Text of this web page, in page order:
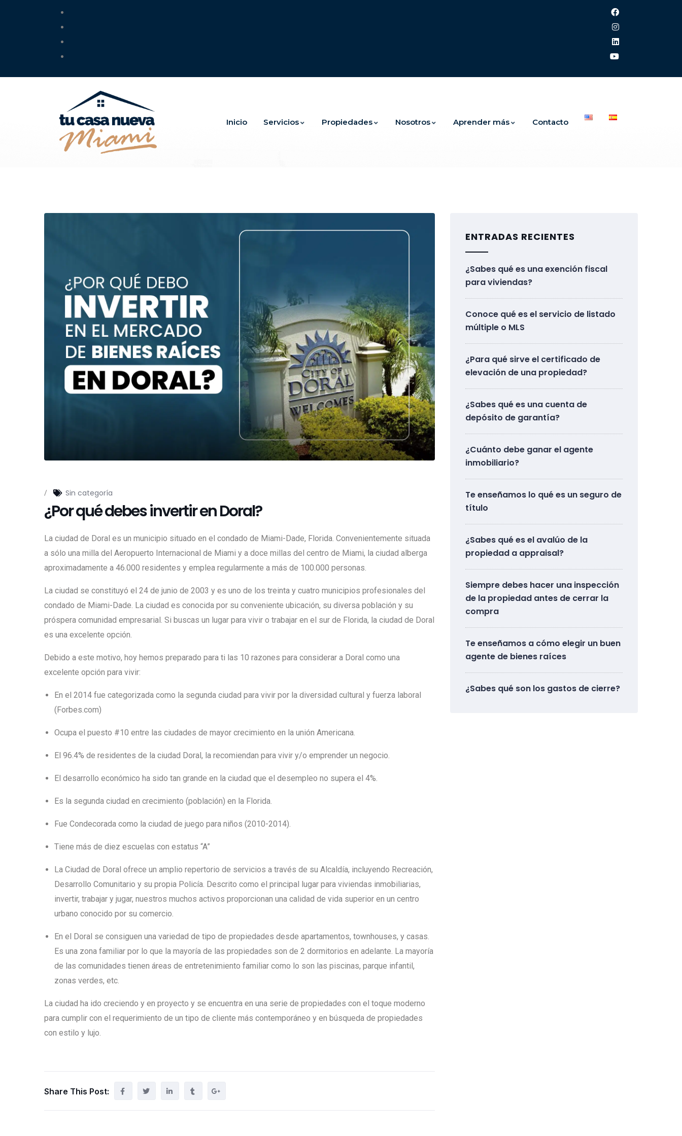
Inicio Servicios Propiedades Nosotros Aprender más Contacto
/ Sin categoría
¿Por qué debes invertir en Doral?
La ciudad de Doral es un municipio situado en el condado de Miami-Dade, Florida. Convenientemente situada
a sólo una milla del Aeropuerto Internacional de Miami y a doce millas del centro de Miami, la ciudad alberga
aproximadamente a 46.000 residentes y emplea regularmente a más de 100.000 personas.
La ciudad se constituyó el 24 de junio de 2003 y es uno de los treinta y cuatro municipios profesionales del
condado de Miami-Dade. La ciudad es conocida por su conveniente ubicación, su diversa población y su
próspera comunidad empresarial. Si buscas un lugar para vivir o trabajar en el sur de Florida, la ciudad de Doral
es una excelente opción.
Debido a este motivo, hoy hemos preparado para ti las 10 razones para considerar a Doral como una
excelente opción para vivir:
En el 2014 fue categorizada como la segunda ciudad para vivir por la diversidad cultural y fuerza laboral
(Forbes.com)
Ocupa el puesto #10 entre las ciudades de mayor crecimiento en la unión Americana.
El 96.4% de residentes de la ciudad Doral, la recomiendan para vivir y/o emprender un negocio.
El desarrollo económico ha sido tan grande en la ciudad que el desempleo no supera el 4%.
Es la segunda ciudad en crecimiento (población) en la Florida.
Fue Condecorada como la ciudad de juego para niños (2010-2014).
Tiene más de diez escuelas con estatus “A”
La Ciudad de Doral ofrece un amplio repertorio de servicios a través de su Alcaldía, incluyendo Recreación,
Desarrollo Comunitario y su propia Policía. Descrito como el principal lugar para viviendas inmobiliarias,
invertir, trabajar y jugar, nuestros muchos activos proporcionan una calidad de vida superior en un centro
urbano conocido por su comercio.
En el Doral se consiguen una variedad de tipo de propiedades desde apartamentos, townhouses, y casas.
Es una zona familiar por lo que la mayoría de las propiedades son de 2 dormitorios en adelante. La mayoría
de las comunidades tienen áreas de entretenimiento familiar como lo son las piscinas, parque infantil,
zonas verdes, etc.
La ciudad ha ido creciendo y en proyecto y se encuentra en una serie de propiedades con el toque moderno
para cumplir con el requerimiento de un tipo de cliente más contemporáneo y en búsqueda de propiedades
con estilo y lujo.
Share This Post:
ENTRADAS RECIENTES
¿Sabes qué es una exención fiscal
para viviendas?
Conoce qué es el servicio de listado
múltiple o MLS
¿Para qué sirve el certificado de
elevación de una propiedad?
¿Sabes qué es una cuenta de
depósito de garantía?
¿Cuánto debe ganar el agente
inmobiliario?
Te enseñamos lo qué es un seguro de
título
¿Sabes qué es el avalúo de la
propiedad a appraisal?
Siempre debes hacer una inspección
de la propiedad antes de cerrar la
compra
Te enseñamos a cómo elegir un buen
agente de bienes raíces
¿Sabes qué son los gastos de cierre?